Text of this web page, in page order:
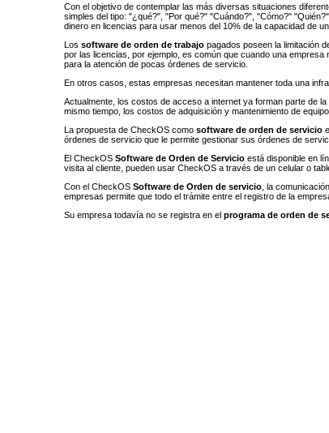
Con el objetivo de contemplar las más diversas situaciones
simples del tipo: "¿qué?", ​​"Por qué?" "Cuándo?", "Cómo?"
dinero en licencias para usar menos del 10% de la capacidad de
Lossoftware de orden de trabajo pagados poseen la limitación
por las licencias, por ejemplo, es común que cuando una
para la atención de pocas órdenes de servicio.
En otros casos, estas empresas necesitan mantener toda una
Actualmente, los costos de acceso a internet ya forman parte de
mismo tiempo, los costos de adquisición y mantenimiento de
La propuesta de CheckOS comosoftware de orden de servicio
órdenes de servicio que le permite gestionar sus órdenes de
El CheckOSSoftware de Orden de Servicio está disponible en
visita al cliente, pueden usar CheckOS a través de un celular o
Con el CheckOSSoftware de Orden de servicio , la
empresas permite que todo el trámite entre el registro de la
Su empresa todavía no se registra en elprograma de orden de